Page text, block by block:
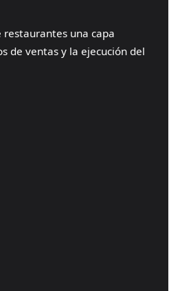
restaurantes una capa
de ventas y la ejecución del